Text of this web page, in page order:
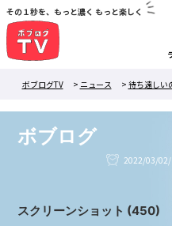
その１秒を、もっと濃く もっと楽しく
ボブログTV
> ニュース > 待ち遠しい
ボブログ
2022/03/02/
スクリーンショット (450)